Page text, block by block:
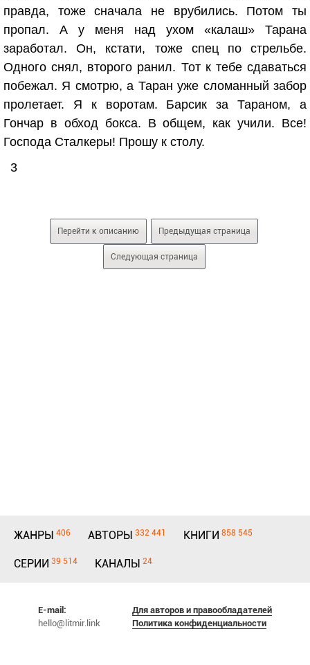
правда, тоже сначала не врубились. Потом ты
пропал. А у меня над ухом «калаш» Тарана
заработал. Он, кстати, тоже спец по стрельбе.
Одного снял, второго ранил. Тот к тебе сдаваться
побежал. Я смотрю, а Таран уже сломанный забор
пролетает. Я к воротам. Барсик за Тараном, а
Гончар в обход бокса. В общем, как учили. Все!
Господа Сталкеры! Прошу к столу.
3
Перейти к описанию Предыдущая страница
Следующая страница
ЖАНРЫ 406 АВТОРЫ 332 441 КНИГИ 858 545
СЕРИИ 39 514 КАНАЛЫ 24
E-mail:
hello@litmir.link
Для авторов и правообладателей
Политика конфиденциальности